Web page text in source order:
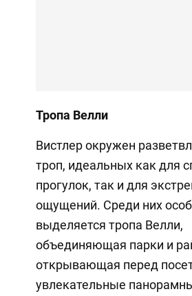
Тропа Велли
Вистлер окружен
троп, идеальных как для
прогулок, так и для
ощущений. Среди них
выделяется тропа Велли,
объединяющая парки и
открывающая перед
увлекательные